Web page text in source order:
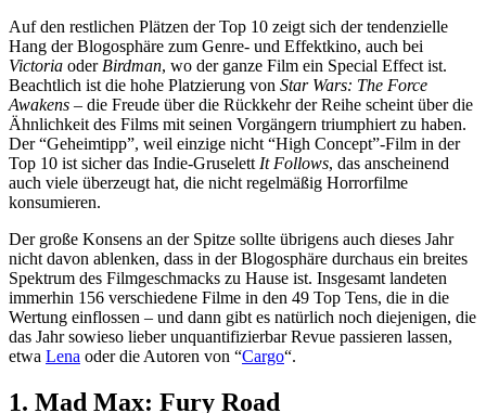
Auf den restlichen Plätzen der Top 10 zeigt sich der tendenzielle
Hang der Blogosphäre zum Genre- und Effektkino, auch bei
Victoria oder Birdman, wo der ganze Film ein Special Effect ist.
Beachtlich ist die hohe Platzierung von Star Wars: The Force
Awakens – die Freude über die Rückkehr der Reihe scheint über die
Ähnlichkeit des Films mit seinen Vorgängern triumphiert zu haben.
Der “Geheimtipp”, weil einzige nicht “High Concept”-Film in der
Top 10 ist sicher das Indie-Gruselett It Follows, das anscheinend
auch viele überzeugt hat, die nicht regelmäßig Horrorfilme
konsumieren.
Der große Konsens an der Spitze sollte übrigens auch dieses Jahr
nicht davon ablenken, dass in der Blogosphäre durchaus ein breites
Spektrum des Filmgeschmacks zu Hause ist. Insgesamt landeten
immerhin 156 verschiedene Filme in den 49 Top Tens, die in die
Wertung einflossen – und dann gibt es natürlich noch diejenigen, die
das Jahr sowieso lieber unquantifizierbar Revue passieren lassen,
etwa Lena oder die Autoren von “Cargo“.
1. Mad Max: Fury Road